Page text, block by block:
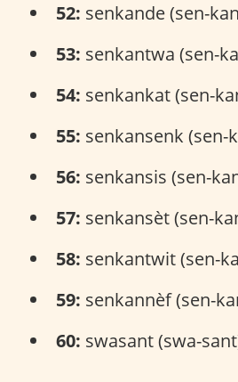
52: senkande (sen-
53: senkantwa (sen-
54: senkankat (sen-
55: senkansenk (sen-
56: senkansis (sen-
57: senkansèt (sen-
58: senkantwit (sen-
59: senkannèf (sen-
60: swasant (swa-